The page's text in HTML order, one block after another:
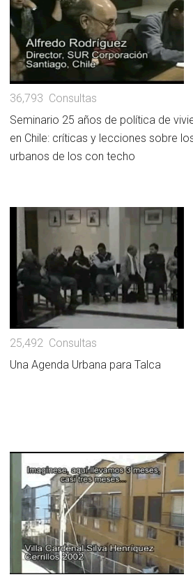
36,793 Consultas
Seminario 25 años de política de
en Chile: críticas y lecciones sobre
urbanos de los con techo
25,492 Consultas
Una Agenda Urbana para Talca